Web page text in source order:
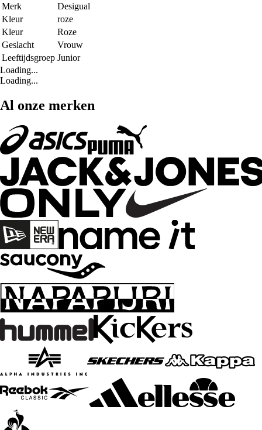
Merk
Desigual
Kleur
roze
Kleur
Roze
Geslacht
Vrouw
Leeftijdsgroep Junior
Loading...
Loading...
Al onze merken